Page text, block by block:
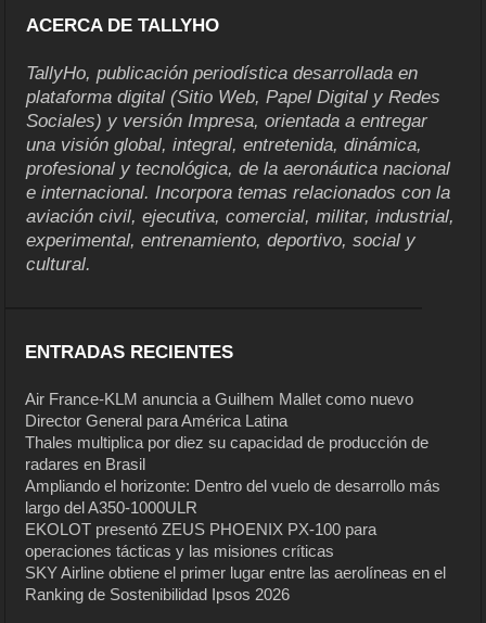
ACERCA DE TALLYHO
TallyHo, publicación periodística desarrollada en
plataforma digital (Sitio Web, Papel Digital y Redes
Sociales) y versión Impresa, orientada a entregar
una visión global, integral, entretenida, dinámica,
profesional y tecnológica, de la aeronáutica nacional
e internacional. Incorpora temas relacionados con la
aviación civil, ejecutiva, comercial, militar, industrial,
experimental, entrenamiento, deportivo, social y
cultural.
ENTRADAS RECIENTES
Air France-KLM anuncia a Guilhem Mallet como nuevo
Director General para América Latina
Thales multiplica por diez su capacidad de producción de
radares en Brasil
Ampliando el horizonte: Dentro del vuelo de desarrollo más
largo del A350-1000ULR
EKOLOT presentó ZEUS PHOENIX PX-100 para
operaciones tácticas y las misiones críticas
SKY Airline obtiene el primer lugar entre las aerolíneas en el
Ranking de Sostenibilidad Ipsos 2026